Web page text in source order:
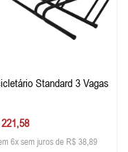
Standard 3 Vagas
6x sem juros de R$ 38,89